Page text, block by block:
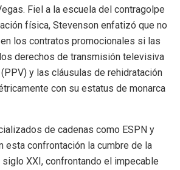
Fiel a la escuela del contragolpe
física, Stevenson enfatizó que no
los contratos promocionales si las
derechos de transmisión televisiva
y las cláusulas de rehidratación
con su estatus de monarca
de cadenas como ESPN y
esta confrontación la cumbre de la
XXI, confrontando el impecable